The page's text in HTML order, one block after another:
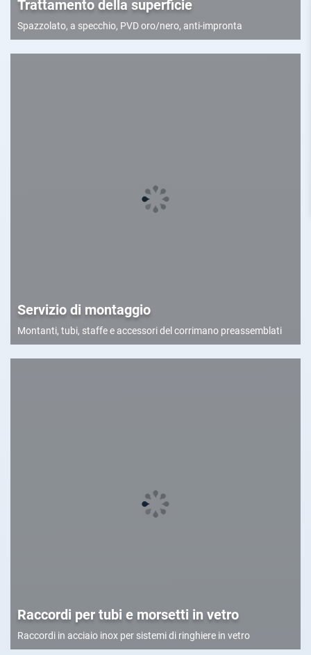
Trattamento della superficie
Spazzolato, a specchio, PVD oro/nero, anti-impronta
Servizio di montaggio
Montanti, tubi, staffe e accessori del corrimano preassemblati
Raccordi per tubi e morsetti in vetro
Raccordi in acciaio inox per sistemi di ringhiere in vetro